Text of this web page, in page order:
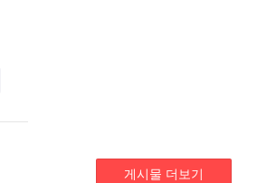
게시물 더보기